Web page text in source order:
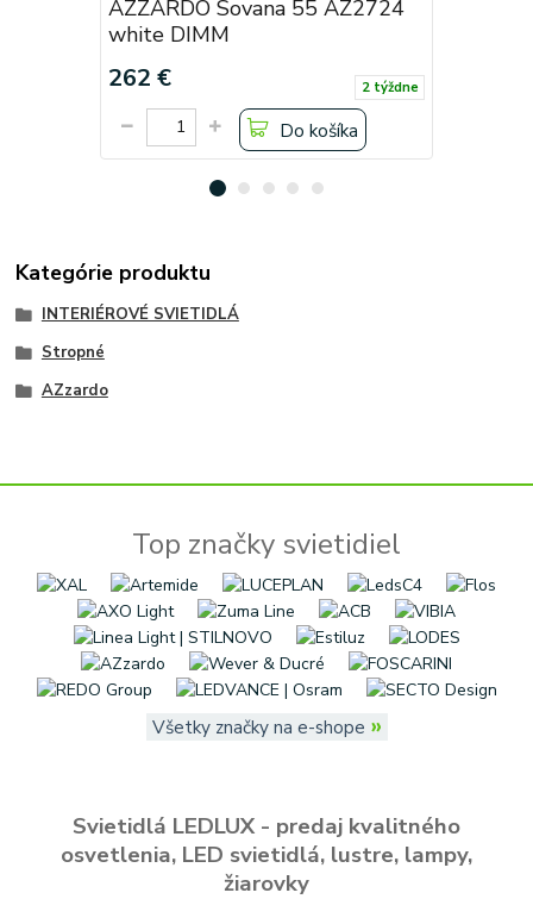
AZZARDO Sovana 55 AZ2724
white DIMM
262 € 2 týždne
Do košíka
Kategórie produktu
INTERIÉROVÉ SVIETIDLÁ
Stropné
AZzardo
Top značky svietidiel
Všetky značky na e-shope »
Svietidlá LEDLUX - predaj kvalitného
osvetlenia, LED svietidlá, lustre, lampy,
žiarovky